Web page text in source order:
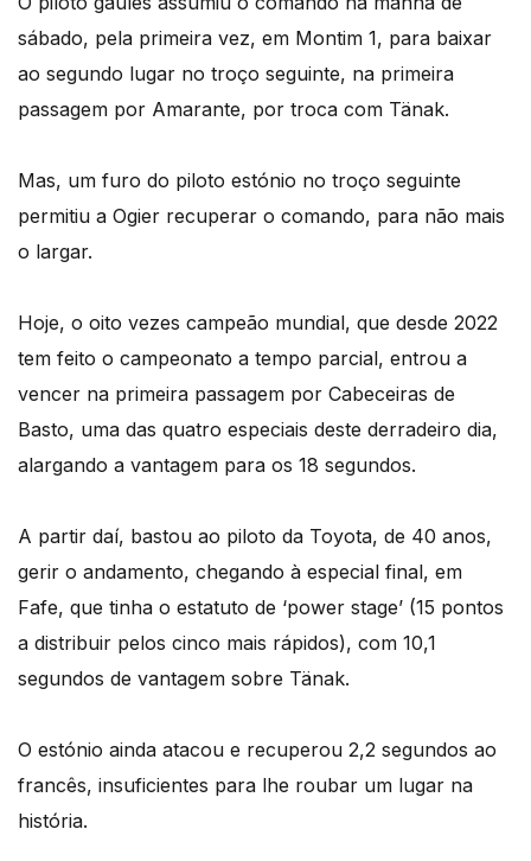
sábado, pela primeira vez, em Montim 1, para baixar
ao segundo lugar no troço seguinte, na primeira
passagem por Amarante, por troca com Tänak.
Mas, um furo do piloto estónio no troço seguinte
permitiu a Ogier recuperar o comando, para não mais
o largar.
Hoje, o oito vezes campeão mundial, que desde 2022
tem feito o campeonato a tempo parcial, entrou a
vencer na primeira passagem por Cabeceiras de
Basto, uma das quatro especiais deste derradeiro dia,
alargando a vantagem para os 18 segundos.
A partir daí, bastou ao piloto da Toyota, de 40 anos,
gerir o andamento, chegando à especial final, em
Fafe, que tinha o estatuto de ‘power stage’ (15 pontos
a distribuir pelos cinco mais rápidos), com 10,1
segundos de vantagem sobre Tänak.
O estónio ainda atacou e recuperou 2,2 segundos ao
francês, insuficientes para lhe roubar um lugar na
história.